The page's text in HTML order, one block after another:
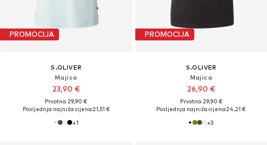
PROMOCIJA
S.OLIVER
Majica
23,90 €
Prvotno: 29,90 €
Posljednja najniža cijena:21,51 €
+1
PROMOCIJA
S.OLIVER
Majica
26,90 €
Prvotno: 29,90 €
Posljednja najniža cijena:24,21 €
+3